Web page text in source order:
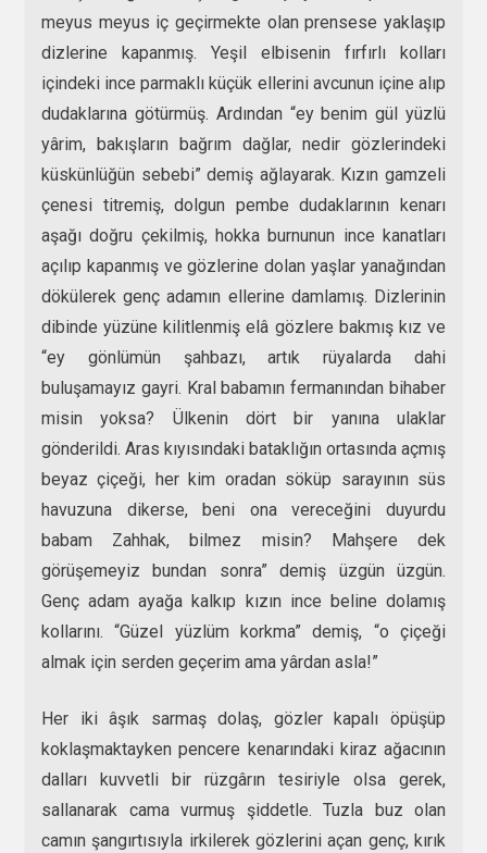
meyus meyus iç geçirmekte olan prensese yaklaşıp
dizlerine kapanmış. Yeşil elbisenin fırfırlı kolları
içindeki ince parmaklı küçük ellerini avcunun içine alıp
dudaklarına götürmüş. Ardından “ey benim gül yüzlü
yârim, bakışların bağrım dağlar, nedir gözlerindeki
küskünlüğün sebebi” demiş ağlayarak. Kızın gamzeli
çenesi titremiş, dolgun pembe dudaklarının kenarı
aşağı doğru çekilmiş, hokka burnunun ince kanatları
açılıp kapanmış ve gözlerine dolan yaşlar yanağından
dökülerek genç adamın ellerine damlamış. Dizlerinin
dibinde yüzüne kilitlenmiş elâ gözlere bakmış kız ve
“ey gönlümün şahbazı, artık rüyalarda dahi
buluşamayız gayri. Kral babamın fermanından bihaber
misin yoksa? Ülkenin dört bir yanına ulaklar
gönderildi. Aras kıyısındaki bataklığın ortasında açmış
beyaz çiçeği, her kim oradan söküp sarayının süs
havuzuna dikerse, beni ona vereceğini duyurdu
babam Zahhak, bilmez misin? Mahşere dek
görüşemeyiz bundan sonra” demiş üzgün üzgün.
Genç adam ayağa kalkıp kızın ince beline dolamış
kollarını. “Güzel yüzlüm korkma” demiş, “o çiçeği
almak için serden geçerim ama yârdan asla!”
Her iki âşık sarmaş dolaş, gözler kapalı öpüşüp
koklaşmaktayken pencere kenarındaki kiraz ağacının
dalları kuvvetli bir rüzgârın tesiriyle olsa gerek,
sallanarak cama vurmuş şiddetle. Tuzla buz olan
camın şangırtısıyla irkilerek gözlerini açan genç, kırık